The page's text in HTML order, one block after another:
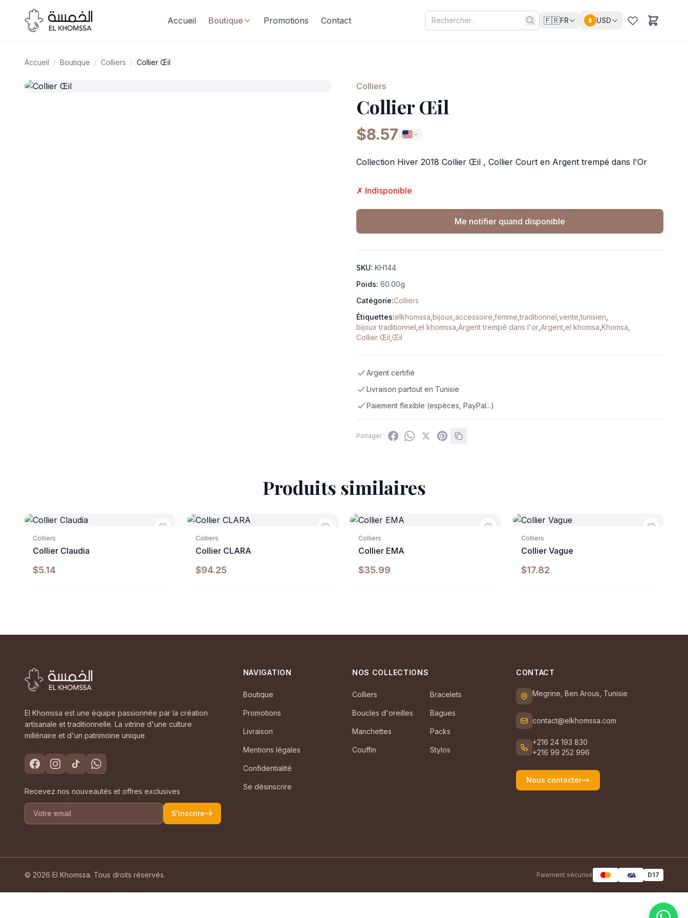
Accueil Boutique Promotions Contact 🇫🇷FR $ USD
Accueil / Boutique / Colliers / Collier Œil
Colliers
Collier Œil
$8.57
Collection Hiver 2018 Collier Œil , Collier Court en Argent trempé dans l'Or
✗ Indisponible
Me notifier quand disponible
SKU: KH144
Poids: 60.00g
Catégorie:Colliers
Étiquettes:elkhomssa bijoux accessoire femme ,traditionnel vente ,tunisien
bijoux traditionnel el khomssa Argent trempé dans l'or Argent el khomsa Khomsa
Collier Œil Œil
Argent certifié
Livraison partout en Tunisie
Paiement flexible (espèces, PayPal...)
Partager :
Produits similaires
Colliers
Collier Claudia
$5.14
Colliers
Collier CLARA
$94.25
Colliers
Collier EMA
$35.99
Colliers
Collier Vague
$17.82
El Khomssa est une équipe passionnée par la création
artisanale et traditionnelle. La vitrine d'une culture
millénaire et d'un patrimoine unique.
Recevez nos nouveautés et offres exclusives
S'inscrire
NAVIGATION
Boutique
Promotions
Livraison
Mentions légales
Confidentialité
Se désinscrire
NOS COLLECTIONS
Colliers Bracelets
Boucles d'oreilles Bagues
Manchettes Packs
Couffin Stylos
CONTACT
Megrine, Ben Arous, Tunisie
contact@elkhomssa.com
+216 24 193 830
+216 99 252 996
Nous contacter
© 2026 El Khomssa. Tous droits réservés. Paiement sécurisé D17